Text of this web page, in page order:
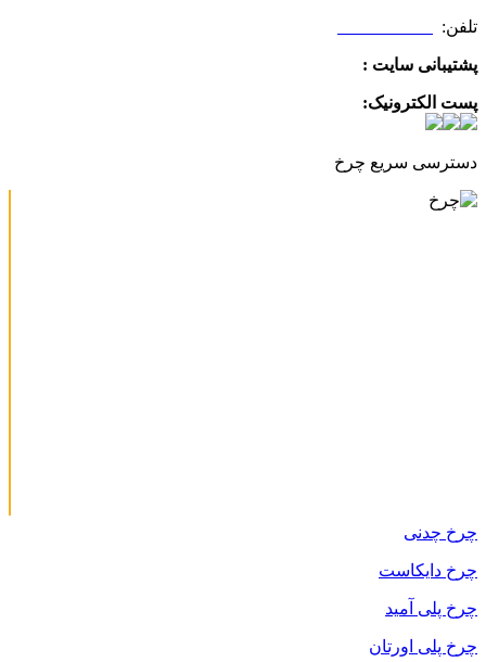
تلفن:
پشتیبانی سایت :
پست الکترونیک:
دسترسی سریع چرخ
چرخ چدنی
چرخ دایکاست
چرخ پلی آمید
چرخ پلی اورتان